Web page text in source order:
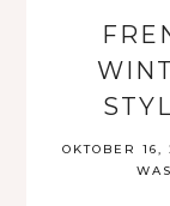
OKTOBER 16,